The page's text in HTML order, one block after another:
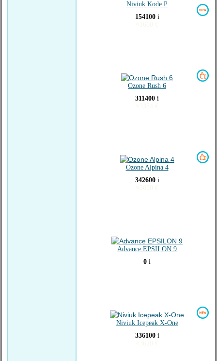
Niviuk Kode P
154100 i
Ozone Rush 6
311400 i
Ozone Alpina 4
342600 i
Advance EPSILON 9
0 i
Niviuk Icepeak X-One
336100 i